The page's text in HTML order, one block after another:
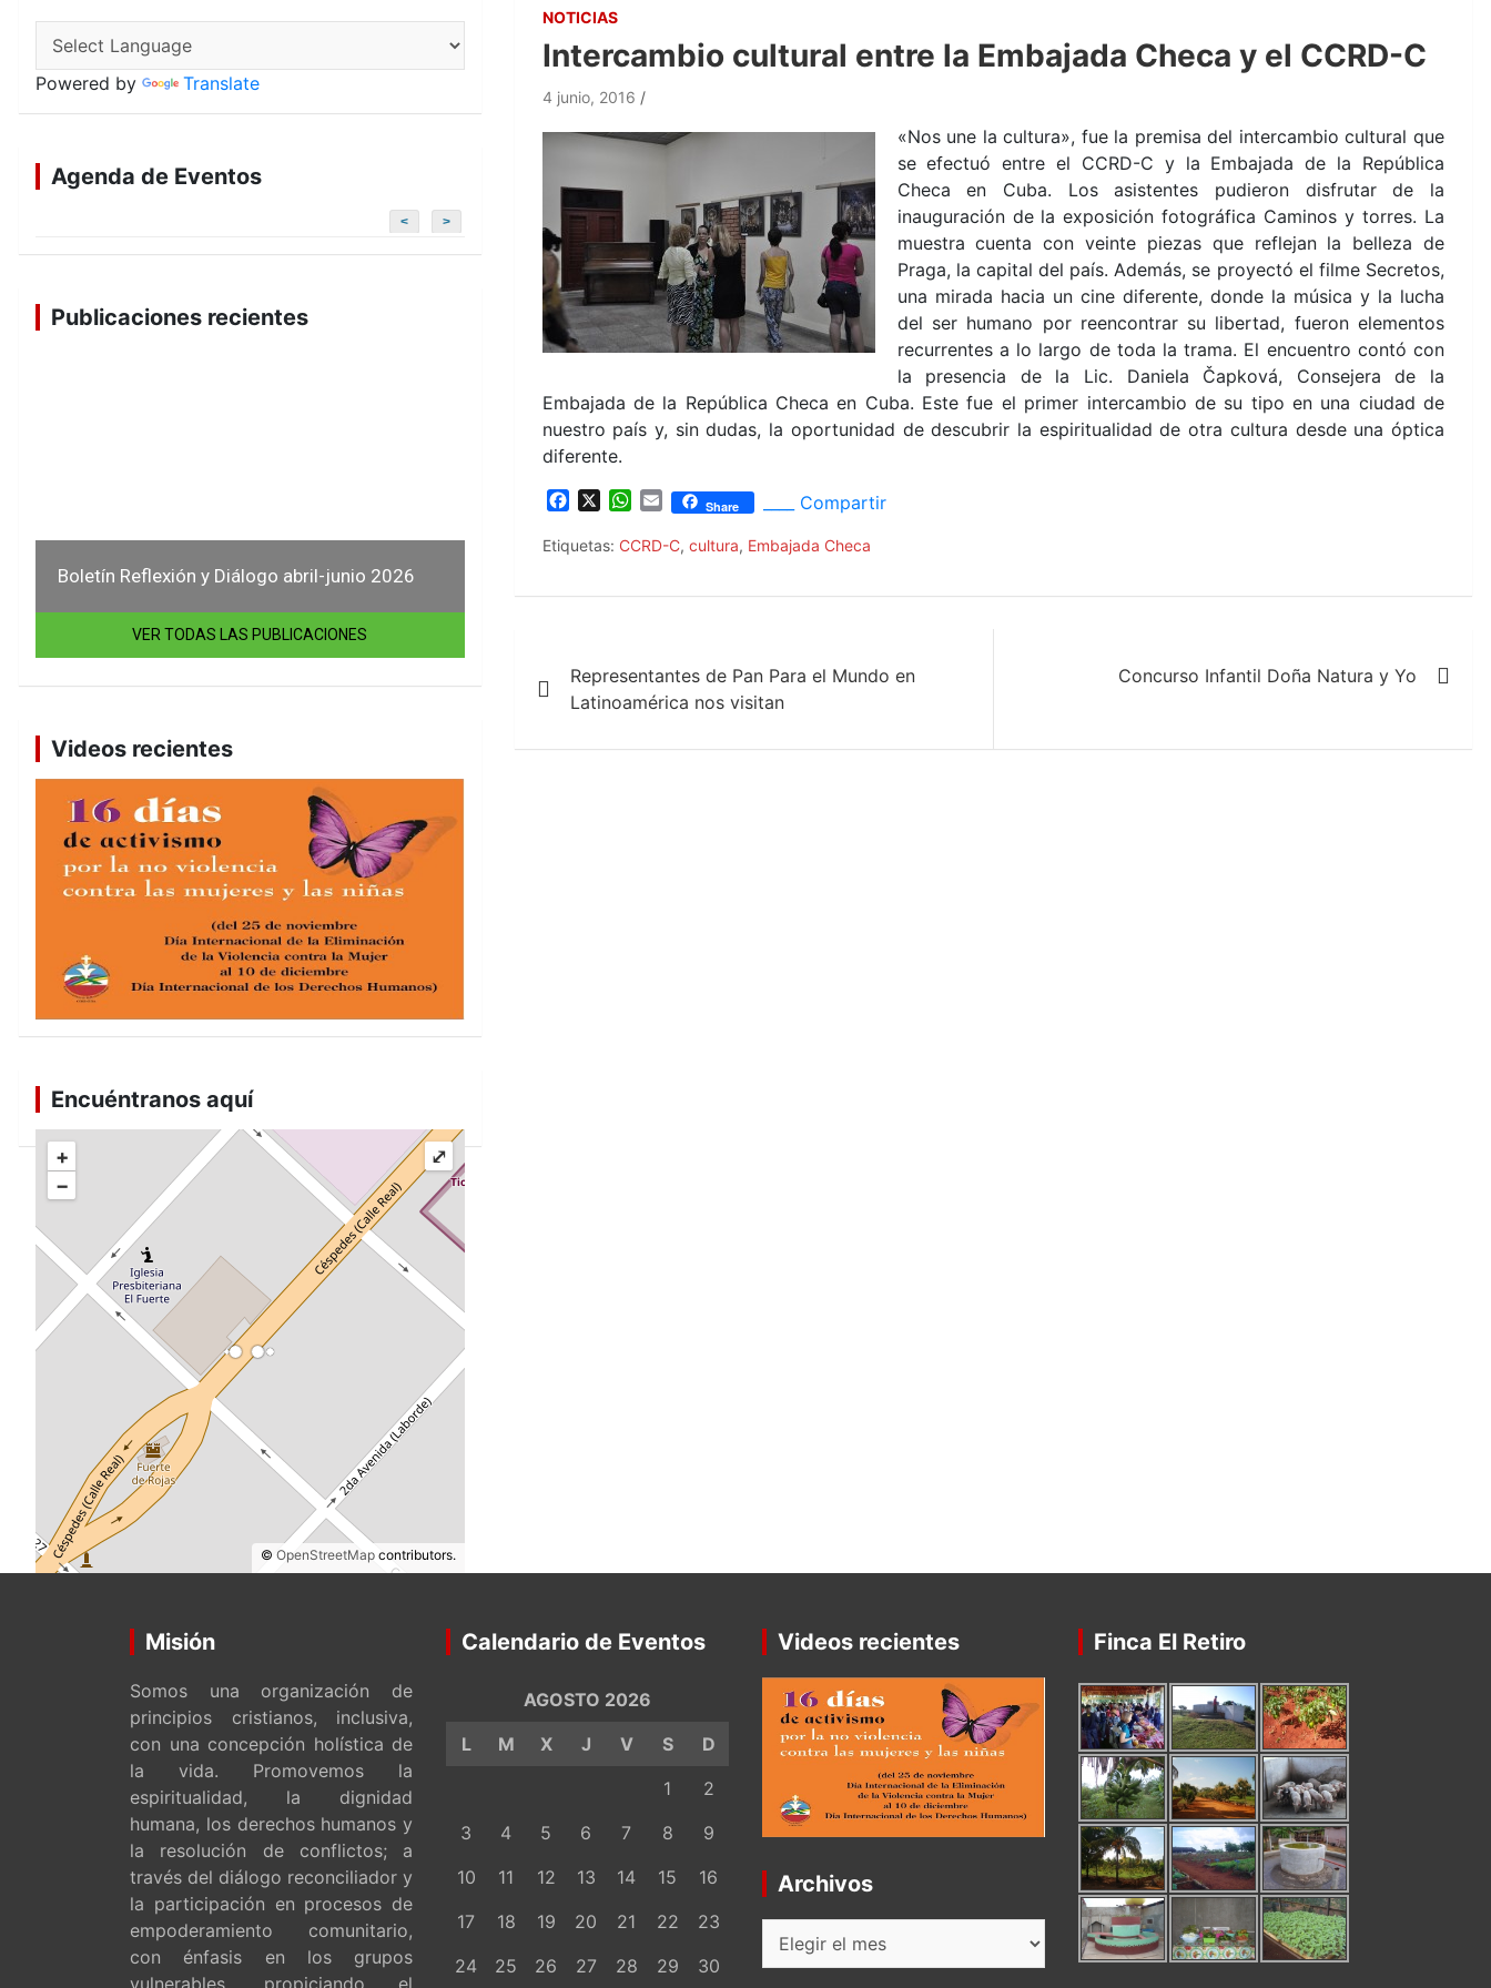
NOTICIAS
Intercambio cultural entre la Embajada Checa y el CCRD-C
4 junio, 2016
«Nos une la cultura», fue la premisa del intercambio cultural que
se efectuó entre el CCRD-C y la Embajada de la República
Checa en Cuba. Los asistentes pudieron disfrutar de la
inauguración de la exposición fotográfica Caminos y torres. La
muestra cuenta con veinte piezas que reflejan la belleza de
Praga, la capital del país. Además, se proyectó el filme Secretos,
una mirada hacia un cine diferente, donde la música y la lucha
del ser humano por reencontrar su libertad, fueron elementos
recurrentes a lo largo de toda la trama. El encuentro contó con
la presencia de la Lic. Daniela Čapková, Consejera de la
Embajada de la República Checa en Cuba. Este fue el primer intercambio de su tipo en una ciudad de
nuestro país y, sin dudas, la oportunidad de descubrir la espiritualidad de otra cultura desde una óptica
diferente.
c
W
a
E
a
Share ____ Compartir
Etiquetas: CCRD-C, cultura, Embajada Checa
de
Representantes de Pan Para el Mundo en
Latinoamérica nos visitan
Concurso Infantil Doña Natura y Yo
Powered by Translate
Agenda de Eventos
< >
Publicaciones recientes
Boletín Reflexión y Diálogo abril-junio 2026
VER TODAS LAS PUBLICACIONES
Videos recientes
Encuéntranos aquí
+
−
© OpenStreetMapcontributors.
⤢
Misión
Somos una organización de
principios cristianos, inclusiva,
con una concepción holística de
la vida. Promovemos la
espiritualidad, la dignidad
humana, los derechos humanos y
la resolución de conflictos; a
través del diálogo reconciliador y
la participación en procesos de
empoderamiento comunitario,
con énfasis en los grupos
Calendario de Eventos
AGOSTO 2026
L
M X J V S
D
1
2
3
4 5 6 7 8
9
10
11 12 13 14 15
16
17
18 19 20 21 22
23
24
25 26 27 28 29
30
Videos recientes
Archivos
Finca El Retiro